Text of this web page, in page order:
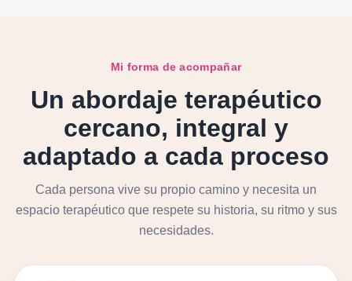
Mi forma de acompañar
Un abordaje terapéutico
cercano, integral y
adaptado a cada proceso
Cada persona vive su propio camino y necesita un
espacio terapéutico que respete su historia, su ritmo y sus
necesidades.